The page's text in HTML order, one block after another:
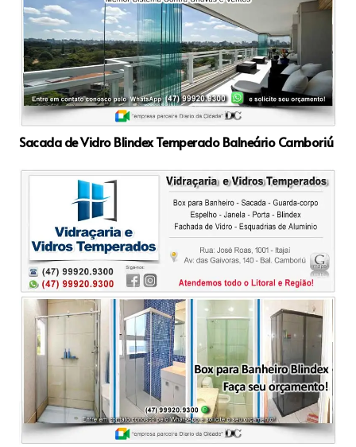
Sacada de Vidro Blindex Temperado Balneário Camboriú